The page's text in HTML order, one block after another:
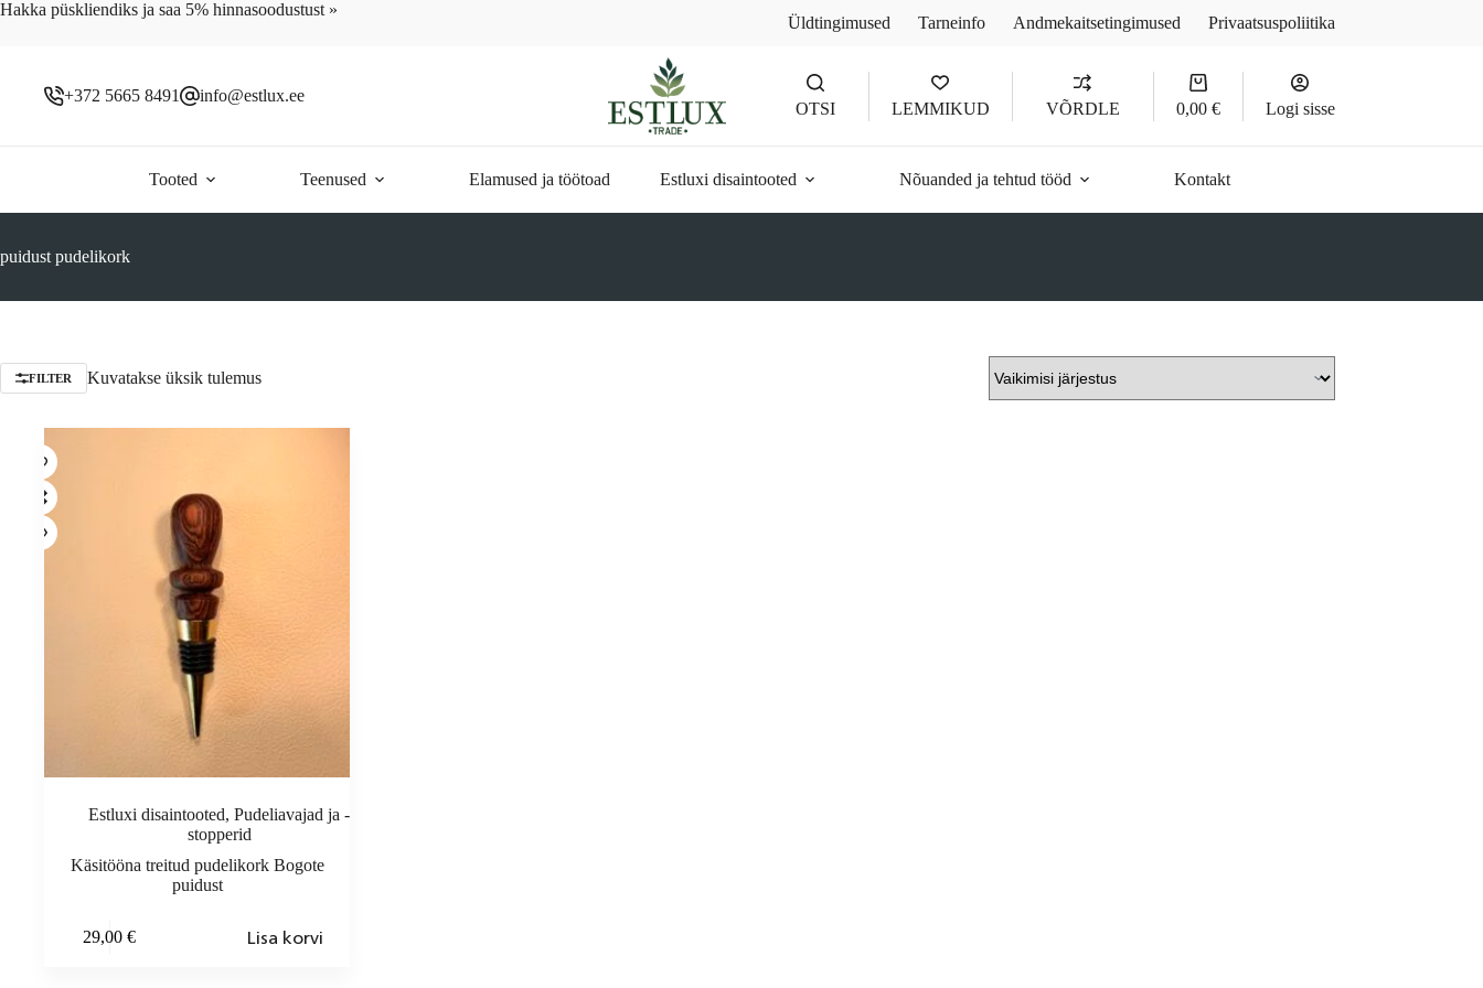
Skip
Hakka püskliendiks ja saa 5% hinnasoodustust »
Üldtingimused Tarneinfo Andmekaitsetingimused Privaatsuspoliitika
+372 5665 8491 info@estlux.ee
OTSI LEMMIKUD VÕRDLE
Ostukorv
0,00 € Logi sisse
Tooted Teenused Elamused ja töötoad Estluxi disaintooted Nõuanded ja tehtud tööd Kontakt
puidust pudelikork
FILTER Kuvatakse üksik tulemus
Estluxi disaintooted,Pudeliavajad ja -
stopperid
Käsitööna treitud pudelikork Bogote
puidust
29,00€ Lisa korvi